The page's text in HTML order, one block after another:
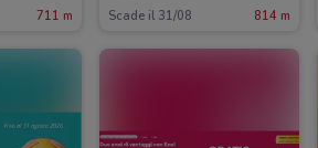
711 m Scade il 31/08 814 m